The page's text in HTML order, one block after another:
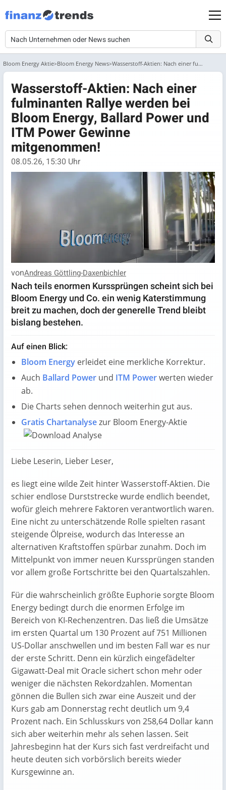
Bloom Energy Aktie Bloom Energy News Wasserstoff-Aktien: Nach einer fulminanten Rallye werden bei Bloom Ene...
Wasserstoff-Aktien: Nach einer
fulminanten Rallye werden bei
Bloom Energy, Ballard Power und
ITM Power Gewinne
mitgenommen!
08.05.26, 15:30 Uhr
vonAndreas Göttling-Daxenbichler
Nach teils enormen Kurssprüngen scheint sich bei
Bloom Energy und Co. ein wenig Katerstimmung
breit zu machen, doch der generelle Trend bleibt
bislang bestehen.
Auf einen Blick:
Bloom Energy erleidet eine merkliche Korrektur.
Auch Ballard Power und ITM Powerwerten wieder
ab.
Die Charts sehen dennoch weiterhin gut aus.
Gratis Chartanalysezur Bloom Energy-Aktie
Liebe Leserin, Lieber Leser,
es liegt eine wilde Zeit hinter Wasserstoff-Aktien. Die
schier endlose Durststrecke wurde endlich beendet,
wofür gleich mehrere Faktoren verantwortlich waren.
Eine nicht zu unterschätzende Rolle spielten rasant
steigende Ölpreise, wodurch das Interesse an
alternativen Kraftstoffen spürbar zunahm. Doch im
Mittelpunkt von immer neuen Kurssprüngen standen
vor allem große Fortschritte bei den Quartalszahlen.
Für die wahrscheinlich größte Euphorie sorgte Bloom
Energy bedingt durch die enormen Erfolge im
Bereich von KI-Rechenzentren. Das ließ die Umsätze
im ersten Quartal um 130 Prozent auf 751 Millionen
US-Dollar anschwellen und im besten Fall war es nur
der erste Schritt. Denn ein kürzlich eingefädelter
Gigawatt-Deal mit Oracle sichert schon mehr oder
weniger die nächsten Rekordzahlen. Momentan
gönnen die Bullen sich zwar eine Auszeit und der
Kurs gab am Donnerstag recht deutlich um 9,4
Prozent nach. Ein Schlusskurs von 258,64 Dollar kann
sich aber weiterhin mehr als sehen lassen. Seit
Jahresbeginn hat der Kurs sich fast verdreifacht und
heute deuten sich vorbörslich bereits wieder
Kursgewinne an.